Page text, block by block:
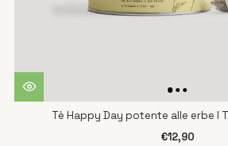
Tè Happy Day potente alle erbe I
€12,90